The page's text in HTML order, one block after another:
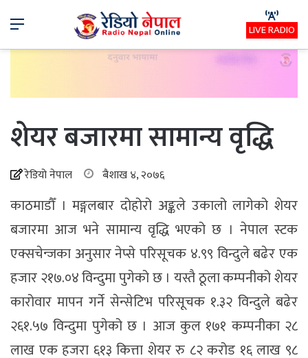
Menu LIVE RADIO
शेयर बजारमा सामान्य वृद्धि
रेडियो नेपाल बैशाख ४, २०७६
काठमाडौँ । मङ्गलबार दोहोरो अङ्कले उकालो लागेको शेयर
बजारमा आज भने सामान्य वृद्धि भएको छ । नेपाल स्टक
एक्सचेन्जका अनुसार नेप्से परिसूचक ४.९९ विन्दुले बढेर एक
हजार २१७.०४ विन्दुमा पुगेको छ । यस्तै ठूला कम्पनीको शेयर
कारोवार मापन गर्ने सेन्सेटिभ परिसूचक १.३२ विन्दुले बढेर
२६१.५७ विन्दुमा पुगेको छ । आज कुल १७१ कम्पनीका २८
लाख एक हजरा ६१३ कित्ता शेयर रु ८२ करोड १६ लाख ९८